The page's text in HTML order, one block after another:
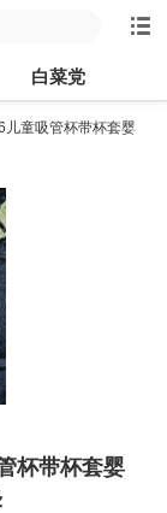
白菜党
儿童吸管杯带杯套婴
杯带杯套婴